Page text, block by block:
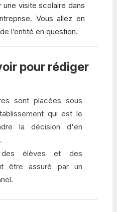
une visite scolaire dans
Vous allez en
l’entité en question.
pour rédiger
sont placées sous
qui est le
la décision d'en
élèves et des
être assuré par un